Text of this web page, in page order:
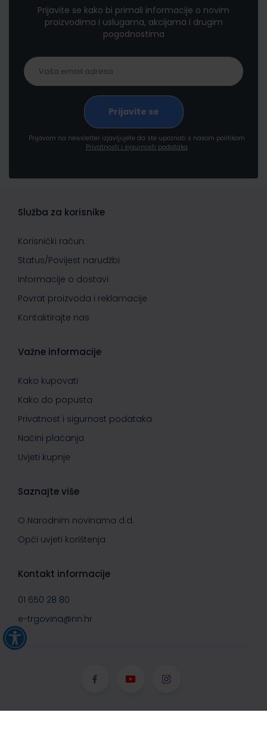
Prijavite se kako bi primali informacije o novim
proizvodima i uslugama, akcijama i drugim
pogodnostima
Prijavom na newsletter izjavljujete da ste upoznati s našom politikom
Privatnosti i sigurnosti podataka
Služba za korisnike
Korisnički račun
Status/Povijest narudžbi
Informacije o dostavi
Povrat proizvoda i reklamacije
Kontaktirajte nas
Važne informacije
Kako kupovati
Kako do popusta
Privatnost i sigurnost podataka
Načini plaćanja
Uvjeti kupnje
Saznajte više
O Narodnim novinama d.d.
Opći uvjeti korištenja
Kontakt informacije
01 650 28 80
e-trgovina@nn.hr